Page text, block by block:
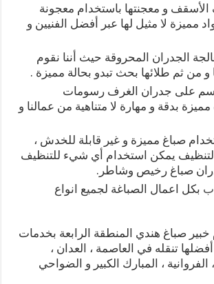
و معجنتها باستخدام معجونة
مميزة لا مثيل لها عبر أفضل الفنيين و
الجدران المحروقة حيث أننا نقوم
و من ثم طلائها بحث تبدو بحالة مميزة .
على جدران الغرف رسومات
بدقة و مهارة لا متناهية من عمالنا و
صباغ مميزة و غير قابلة للخدش ،
التنظيف يمكن استخدام أي شيء للتنظيف
صباغ رخيص وشاطر.
بكل اعمال الصباغة لجميع انواع
خبير صباغ هندي المنطقة الرابعة بخدمات
تنقله في العاصمة ، العدان ،
، المبارك الكبير و الضواحي